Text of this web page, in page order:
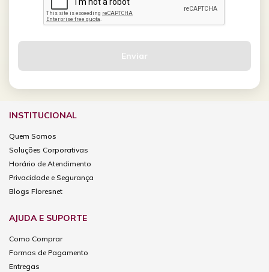
INSTITUCIONAL
Quem Somos
Soluções Corporativas
Horário de Atendimento
Privacidade e Segurança
Blogs Floresnet
AJUDA E SUPORTE
Como Comprar
Formas de Pagamento
Entregas